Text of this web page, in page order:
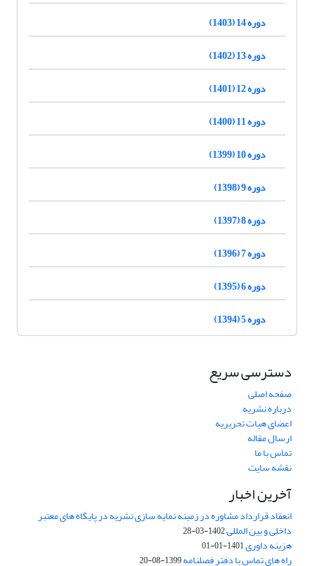
دوره 14 (1403)
دوره 13 (1402)
دوره 12 (1401)
دوره 11 (1400)
دوره 10 (1399)
دوره 9 (1398)
دوره 8 (1397)
دوره 7 (1396)
دوره 6 (1395)
دوره 5 (1394)
دسترسی سریع
صفحه اصلی
درباره نشریه
اعضای هیات تحریریه
ارسال مقاله
تماس با ما
نقشه سایت
آخرین اخبار
انعقاد قرارداد مشاوره در زمینه نمایه سازی نشریه در پایگاه های معتبر
داخلی و بین المللی1402-03-28
هزینه داوری1401-01-01
راه های تماس با دفتر فصلنامه1399-08-20